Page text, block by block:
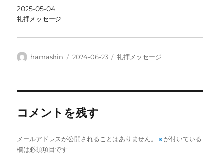
2025-05-04
礼拝メッセージ
投
hamashin
投
2024-06-23
カ
礼拝メッセージ
コメントを残す
メールアドレスが公開されることはありません。 ※ が付いている
欄は必須項目です